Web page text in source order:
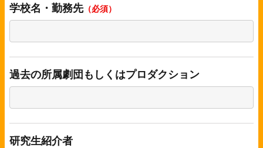
学校名・勤務先（必須）
過去の所属劇団もしくはプロダクション
研究生紹介者